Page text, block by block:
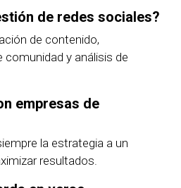
de redes sociales?
de contenido,
comunidad y análisis de
empresas de
la estrategia a un
resultados.